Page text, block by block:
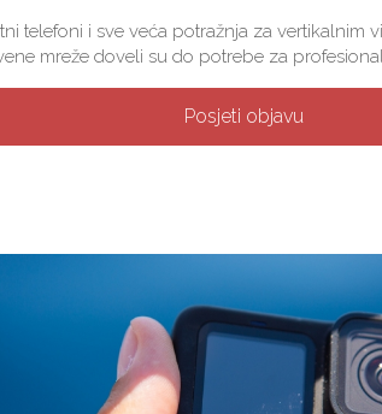
telefoni i sve veća potražnja za vertikalnim
mreže doveli su do potrebe za
Posjeti objavu